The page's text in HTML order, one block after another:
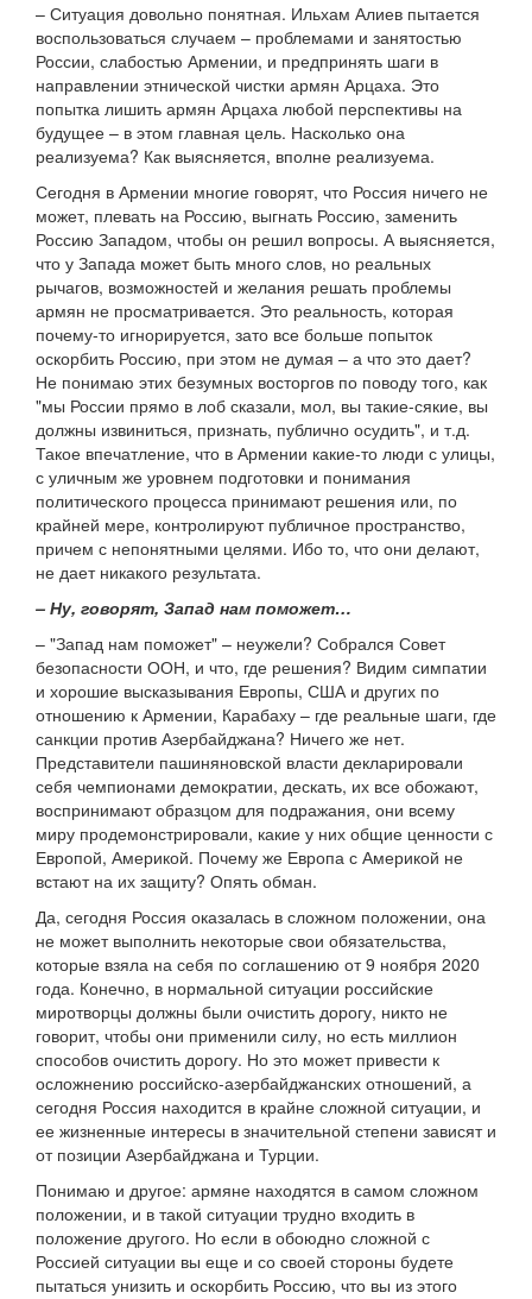
– Ситуация довольно понятная. Ильхам Алиев пытается
воспользоваться случаем – проблемами и занятостью
России, слабостью Армении, и предпринять шаги в
направлении этнической чистки армян Арцаха. Это
попытка лишить армян Арцаха любой перспективы на
будущее – в этом главная цель. Насколько она
реализуема? Как выясняется, вполне реализуема.
Сегодня в Армении многие говорят, что Россия ничего не
может, плевать на Россию, выгнать Россию, заменить
Россию Западом, чтобы он решил вопросы. А выясняется,
что у Запада может быть много слов, но реальных
рычагов, возможностей и желания решать проблемы
армян не просматривается. Это реальность, которая
почему-то игнорируется, зато все больше попыток
оскорбить Россию, при этом не думая – а что это дает?
Не понимаю этих безумных восторгов по поводу того, как
"мы России прямо в лоб сказали, мол, вы такие-сякие, вы
должны извиниться, признать, публично осудить", и т.д.
Такое впечатление, что в Армении какие-то люди с улицы,
с уличным же уровнем подготовки и понимания
политического процесса принимают решения или, по
крайней мере, контролируют публичное пространство,
причем с непонятными целями. Ибо то, что они делают,
не дает никакого результата.
– Ну, говорят, Запад нам поможет…
– "Запад нам поможет" – неужели? Собрался Совет
безопасности ООН, и что, где решения? Видим симпатии
и хорошие высказывания Европы, США и других по
отношению к Армении, Карабаху – где реальные шаги, где
санкции против Азербайджана? Ничего же нет.
Представители пашиняновской власти декларировали
себя чемпионами демократии, дескать, их все обожают,
воспринимают образцом для подражания, они всему
миру продемонстрировали, какие у них общие ценности с
Европой, Америкой. Почему же Европа с Америкой не
встают на их защиту? Опять обман.
Да, сегодня Россия оказалась в сложном положении, она
не может выполнить некоторые свои обязательства,
которые взяла на себя по соглашению от 9 ноября 2020
года. Конечно, в нормальной ситуации российские
миротворцы должны были очистить дорогу, никто не
говорит, чтобы они применили силу, но есть миллион
способов очистить дорогу. Но это может привести к
осложнению российско-азербайджанских отношений, а
сегодня Россия находится в крайне сложной ситуации, и
ее жизненные интересы в значительной степени зависят и
от позиции Азербайджана и Турции.
Понимаю и другое: армяне находятся в самом сложном
положении, и в такой ситуации трудно входить в
положение другого. Но если в обоюдно сложной с
Россией ситуации вы еще и со своей стороны будете
пытаться унизить и оскорбить Россию, что вы из этого